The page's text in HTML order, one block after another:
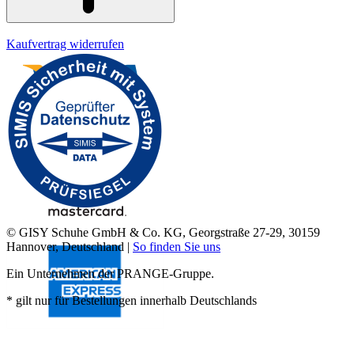
Kaufvertrag widerrufen
© GISY Schuhe GmbH & Co. KG, Georgstraße 27-29, 30159
Hannover, Deutschland | So finden Sie uns
Ein Unternehmen der PRANGE-Gruppe.
* gilt nur für Bestellungen innerhalb Deutschlands